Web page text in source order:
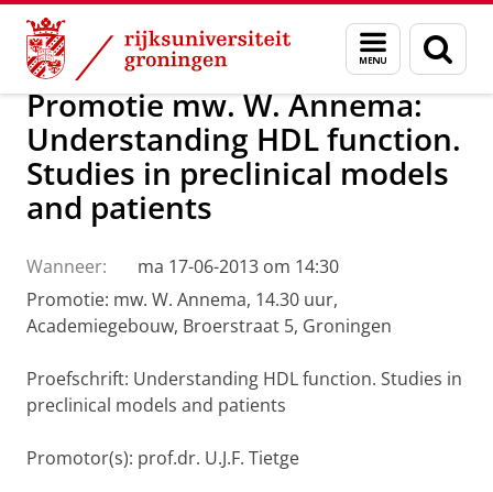
Skip
Content
Skip
Navigation
Menu
en
zoeken
Over ons Actueel Nieuws
Promotie mw. W. Annema:
Understanding HDL function.
Studies in preclinical models
and patients
Wanneer:
ma 17-06-2013 om 14:30
Promotie: mw. W. Annema, 14.30 uur,
Academiegebouw, Broerstraat 5, Groningen
Proefschrift: Understanding HDL function. Studies in
preclinical models and patients
Promotor(s): prof.dr. U.J.F. Tietge